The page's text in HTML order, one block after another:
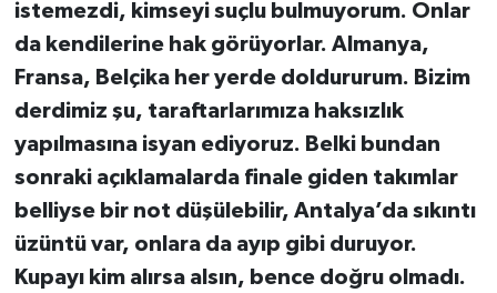
istemezdi, kimseyi suçlu bulmuyorum. Onlar
da kendilerine hak görüyorlar. Almanya,
Fransa, Belçika her yerde doldururum. Bizim
derdimiz şu, taraftarlarımıza haksızlık
yapılmasına isyan ediyoruz. Belki bundan
sonraki açıklamalarda finale giden takımlar
belliyse bir not düşülebilir, Antalya’da sıkıntı
üzüntü var, onlara da ayıp gibi duruyor.
Kupayı kim alırsa alsın, bence doğru olmadı.